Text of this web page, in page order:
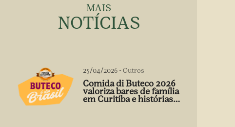
MAIS
NOTÍCIAS
25/04/2026 -Outros
Comida di Buteco 2026
valoriza bares de família
em Curitiba e histórias